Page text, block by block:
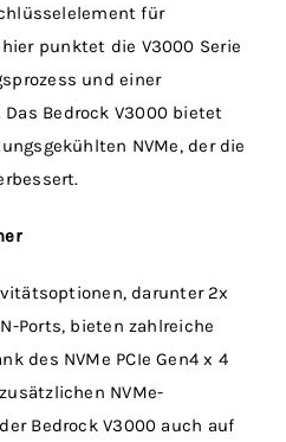
für
punktet die V3000 Serie
und einer
Das Bedrock V3000 bietet
NVMe, der die
darunter 2x
Ports, bieten zahlreiche
des NVMe PCIe Gen4 x 4
NVMe-
Bedrock V3000 auch auf